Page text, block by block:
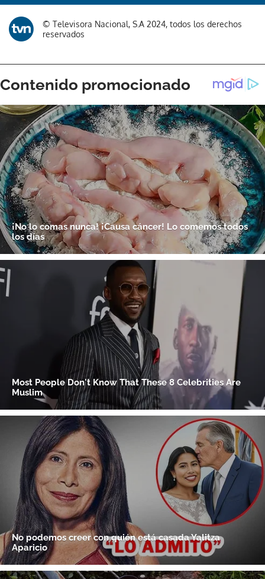
© Televisora Nacional, S.A 2024, todos los derechos
reservados